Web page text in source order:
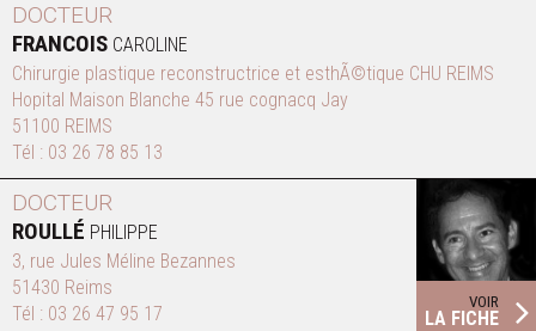
DOCTEUR
FRANCOIS CAROLINE
Chirurgie plastique reconstructrice et esthÃ©tique CHU REIMS
Hopital Maison Blanche 45 rue cognacq Jay
51100 REIMS
Tél : 03 26 78 85 13
DOCTEUR
ROULLÉ PHILIPPE
3, rue Jules Méline Bezannes
51430 Reims
Tél : 03 26 47 95 17
VOIR
LA FICHE